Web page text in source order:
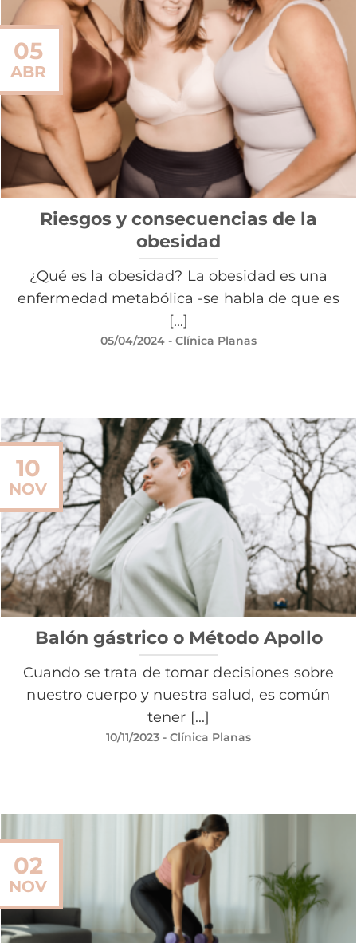
Riesgos y consecuencias de la
obesidad
¿Qué es la obesidad? La obesidad es una
enfermedad metabólica -se habla de que es
[...]
05/04/2024 - Clínica Planas
05
ABR
Balón gástrico o Método Apollo
Cuando se trata de tomar decisiones sobre
nuestro cuerpo y nuestra salud, es común
tener [...]
10/11/2023 - Clínica Planas
10
NOV
02
NOV